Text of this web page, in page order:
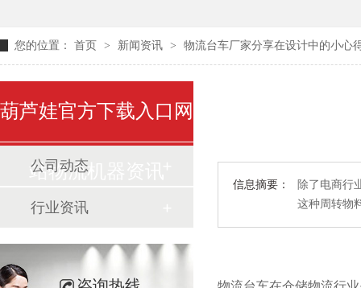
您的位置： 首页 > 新闻资讯 > 物流台车厂家分享在设计中的小心
信息摘要：
除了电商行业
这种周转物
葫芦娃官方下载入口网
站物流机器资讯
公司动态
行业资讯